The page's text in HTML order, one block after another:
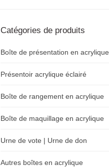
Catégories de produits
Boîte de présentation en acrylique
Présentoir acrylique éclairé
Boîte de rangement en acrylique
Boîte de maquillage en acrylique
Urne de vote | Urne de don
Autres boîtes en acrylique